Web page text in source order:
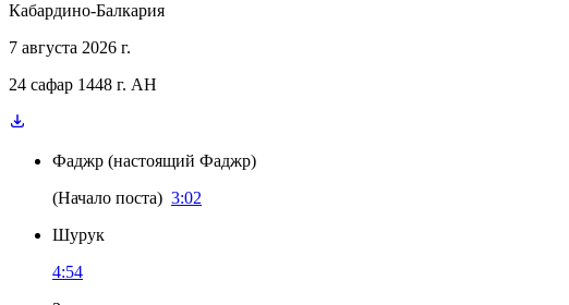
Кабардино-Балкария
7 августа 2026 г.
24 сафар 1448 г. AH
Фаджр (настоящий Фаджр)
(Начало поста) 3:02
Шурук
4:54